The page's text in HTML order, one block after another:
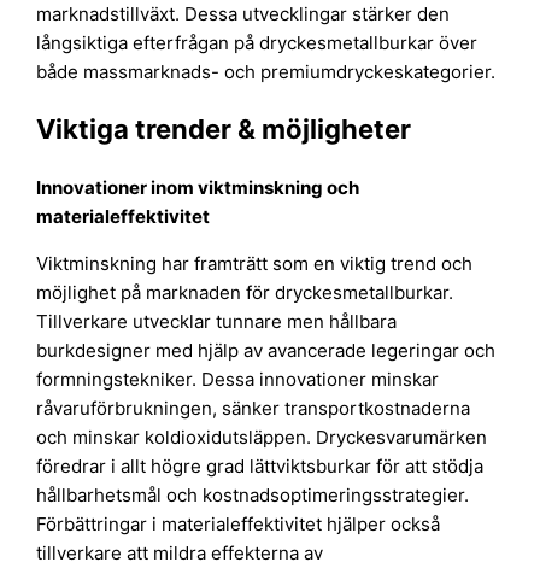
marknadstillväxt. Dessa utvecklingar stärker den
långsiktiga efterfrågan på dryckesmetallburkar över
både massmarknads- och premiumdryckeskategorier.
Viktiga trender & möjligheter
Innovationer inom viktminskning och
materialeffektivitet
Viktminskning har framträtt som en viktig trend och
möjlighet på marknaden för dryckesmetallburkar.
Tillverkare utvecklar tunnare men hållbara
burkdesigner med hjälp av avancerade legeringar och
formningstekniker. Dessa innovationer minskar
råvaruförbrukningen, sänker transportkostnaderna
och minskar koldioxidutsläppen. Dryckesvarumärken
föredrar i allt högre grad lättviktsburkar för att stödja
hållbarhetsmål och kostnadsoptimeringsstrategier.
Förbättringar i materialeffektivitet hjälper också
tillverkare att mildra effekterna av